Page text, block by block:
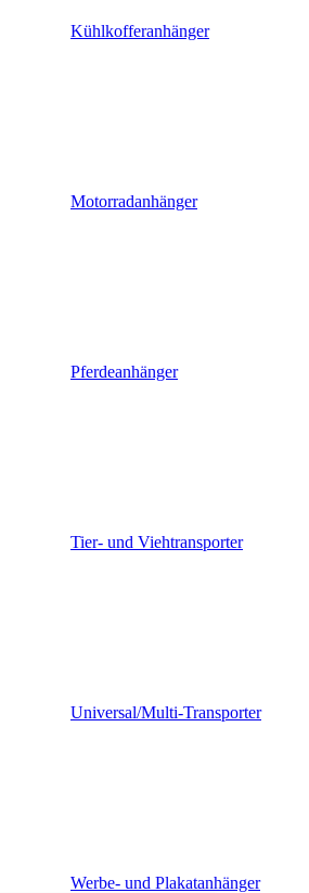
Kühlkofferanhänger
Motorradanhänger
Pferdeanhänger
Tier- und Viehtransporter
Universal/Multi-Transporter
Werbe- und Plakatanhänger